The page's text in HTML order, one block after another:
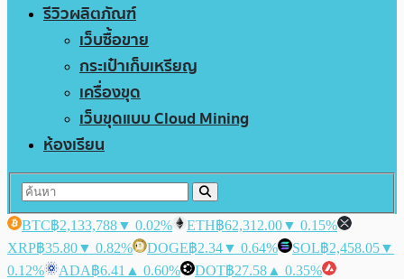
รีวิวผลิตภัณฑ์
เว็บซื้อขาย
กระเป๋าเก็บเหรียญ
เครื่องขุด
เว็บขุดแบบ Cloud Mining
ห้องเรียน
BTC฿2,133,788▼ 0.02% ETH฿62,312.00▼ 0.15%
XRP฿35.80▼ 0.82% DOGE฿2.34▼ 0.64% SOL฿2,458.05▼
0.12%
ADA฿6.41 ▲ 0.60% DOT฿27.58 ▲ 0.35%